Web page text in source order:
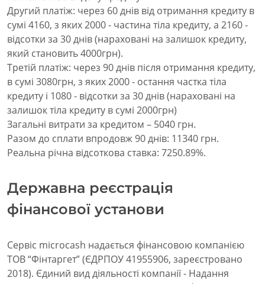
Другий платіж: через 60 днів від отримання кредиту в
сумі 4160, з яких 2000 - частина тіла кредиту, а 2160 -
відсотки за 30 днів (нараховані на залишок кредиту,
який становить 4000грн).
Третій платіж: через 90 днів після отримання кредиту,
в сумі 3080грн, з яких 2000 - остання частка тіла
кредиту і 1080 - відсотки за 30 днів (нараховані на
залишок тіла кредиту в сумі 2000грн)
Загальні витрати за кредитом – 5040 грн.
Разом до сплати впродовж 90 днів: 11340 грн.
Реальна річна відсоткова ставка: 7250.89%.
Державна реєстрація
фінансової установи
Сервіс microcash надається фінансовою компанією
ТОВ “Фінтаргет” (ЄДРПОУ 41955906, зареєстровано
2018). Єдиний вид діяльності компанії - Надання